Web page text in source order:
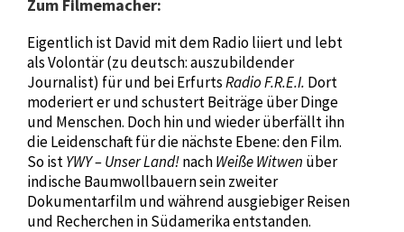
Zum Filmemacher:
Eigentlich ist David mit dem Radio liiert und lebt
als Volontär (zu deutsch: auszubildender
Journalist) für und bei ErfurtsRadio F.R.E.I. Dort
moderiert er und schustert Beiträge über Dinge
und Menschen. Doch hin und wieder überfällt ihn
die Leidenschaft für die nächste Ebene: den Film.
So istYWY – Unser Land!nachWeiße Witwen über
indische Baumwollbauern sein zweiter
Dokumentarfilm und während ausgiebiger Reisen
und Recherchen in Südamerika entstanden.